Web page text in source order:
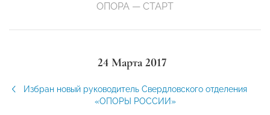
ОПОРА — СТАРТ
24 Марта 2017
Избран новый руководитель Свердловского отделения
«ОПОРЫ РОССИИ»